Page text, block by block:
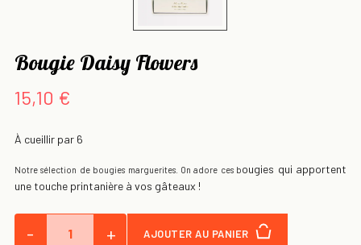
Bougie Daisy Flowers
15,10 €
À cueillir par 6
Notre sélection de bougies marguerites. On adore ces bougies qui apportent
une touche printanière à vos gâteaux !
- + AJOUTER AU PANIER